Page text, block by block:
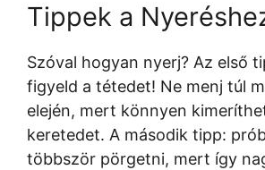
Tippek a
Szóval hogyan nyerj? Az első
figyeld a tétedet! Ne menj túl
elején, mert könnyen
keretedet. A második tipp:
többször pörgetni, mert így